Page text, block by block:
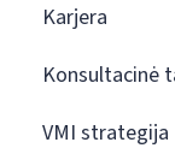
Karjera
Konsultacinė
VMI strategija